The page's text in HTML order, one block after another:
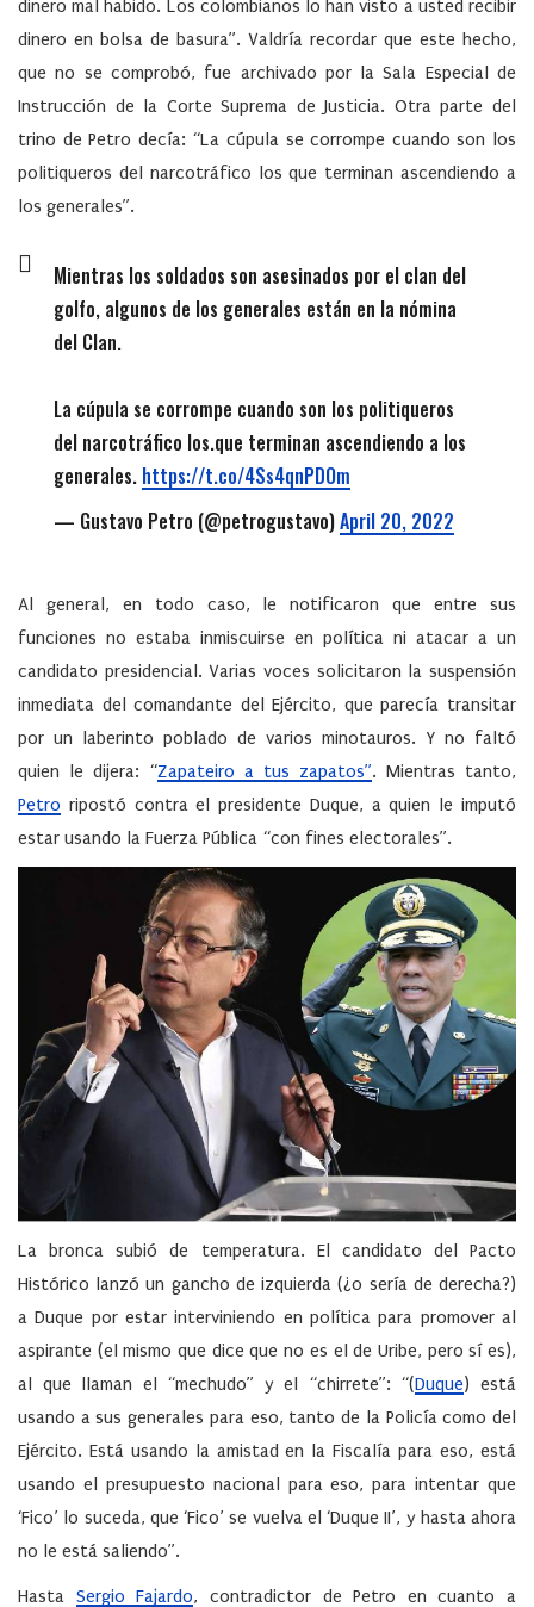
dinero mal habido. Los colombianos lo han visto a usted recibir
dinero en bolsa de basura”. Valdría recordar que este hecho,
que no se comprobó, fue archivado por la Sala Especial de
Instrucción de la Corte Suprema de Justicia. Otra parte del
trino de Petro decía: “La cúpula se corrompe cuando son los
politiqueros del narcotráfico los que terminan ascendiendo a
los generales”.
Mientras los soldados son asesinados por el clan del
golfo, algunos de los generales están en la nómina
del Clan.
La cúpula se corrompe cuando son los politiqueros
del narcotráfico los.que terminan ascendiendo a los
generales. https://t.co/4Ss4qnPDOm
— Gustavo Petro (@petrogustavo)April 20, 2022
Al general, en todo caso, le notificaron que entre sus
funciones no estaba inmiscuirse en política ni atacar a un
candidato presidencial. Varias voces solicitaron la suspensión
inmediata del comandante del Ejército, que parecía transitar
por un laberinto poblado de varios minotauros. Y no faltó
quien le dijera: “Zapateiro a tus zapatos”. Mientras tanto,
Petro ripostó contra el presidente Duque, a quien le imputó
estar usando la Fuerza Pública “con fines electorales”.
La bronca subió de temperatura. El candidato del Pacto
Histórico lanzó un gancho de izquierda (¿o sería de derecha?)
a Duque por estar interviniendo en política para promover al
aspirante (el mismo que dice que no es el de Uribe, pero sí es),
al que llaman el “mechudo” y el “chirrete”: “(Duque) está
usando a sus generales para eso, tanto de la Policía como del
Ejército. Está usando la amistad en la Fiscalía para eso, está
usando el presupuesto nacional para eso, para intentar que
‘Fico’ lo suceda, que ‘Fico’ se vuelva el ‘Duque II’, y hasta ahora
no le está saliendo”.
Hasta Sergio Fajardo, contradictor de Petro en cuanto a